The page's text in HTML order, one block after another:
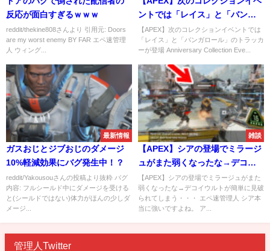
反応が面白すぎるｗｗｗ
reddit/thekine808さんより 引用元: Doors
are my worst enemy BY FAR エペ速管理
人 ウィング...
ントでは「レイス」と「バンガ
ロール」のトラッカーが登場す
るとのこと
【APEX】次のコレクションイベントでは
「レイス」と「バンガロール」のトラッカ
ーが登場 Anniversary Collection Eve...
最新情報
ガスおじとジブおじのダメージ
10%軽減効果にバグ発生中！？
reddit/Yakousouさんの投稿より抜粋 バグ
内容: フルシールド中にダメージを受ける
と(シールドではない)体力がほんの少しダ
メージ...
雑談
【APEX】シアの登場でミラージ
ュがまた弱くなったな→デコイ
ウルトが簡単に見破られてしま
う・・・
【APEX】シアの登場でミラージュがまた
弱くなったな→デコイウルトが簡単に見破
られてしまう・・・ エペ速管理人 シア本
当に強いですよね。 ア...
管理人Twitter